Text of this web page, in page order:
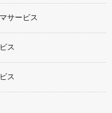
サービス
ス
ス